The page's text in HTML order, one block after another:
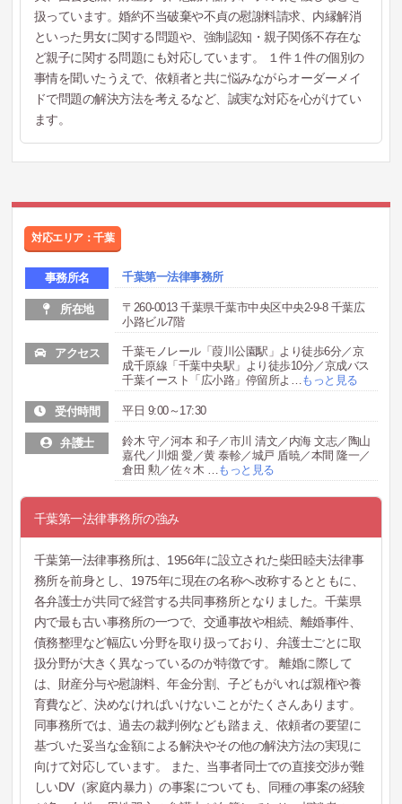
扱っています。婚約不当破棄や不貞の慰謝料請求、内縁解消
といった男女に関する問題や、強制認知・親子関係不存在な
ど親子に関する問題にも対応しています。 １件１件の個別の
事情を聞いたうえで、依頼者と共に悩みながらオーダーメイ
ドで問題の解決方法を考えるなど、誠実な対応を心がけてい
ます。
対応エリア：千葉
事務所名 千葉第一法律事務所
所在地
〒260-0013 千葉県千葉市中央区中央2-9-8 千葉広
小路ビル7階
アクセス
千葉モノレール「葭川公園駅」より徒歩6分／京
成千原線「千葉中央駅」より徒歩10分／京成バス
千葉イースト「広小路」停留所よ …もっと見る
受付時間 平日 9:00～17:30
弁護士
鈴木 守／河本 和子／市川 清文／内海 文志／陶山
嘉代／川畑 愛／黄 泰軫／城戸 盾暁／本間 隆一／
倉田 勲／佐々木 …もっと見る
千葉第一法律事務所の強み
千葉第一法律事務所は、1956年に設立された柴田睦夫法律事
務所を前身とし、1975年に現在の名称へ改称するとともに、
各弁護士が共同で経営する共同事務所となりました。千葉県
内で最も古い事務所の一つで、交通事故や相続、離婚事件、
債務整理など幅広い分野を取り扱っており、弁護士ごとに取
扱分野が大きく異なっているのが特徴です。 離婚に際して
は、財産分与や慰謝料、年金分割、子どもがいれば親権や養
育費など、決めなければいけないことがたくさんあります。
同事務所では、過去の裁判例なども踏まえ、依頼者の要望に
基づいた妥当な金額による解決やその他の解決方法の実現に
向けて対応しています。 また、当事者同士での直接交渉が難
しいDV（家庭内暴力）の事案についても、同種の事案の経験